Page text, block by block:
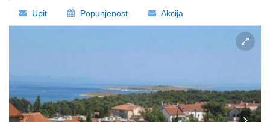
Upit Popunjenost Akcija